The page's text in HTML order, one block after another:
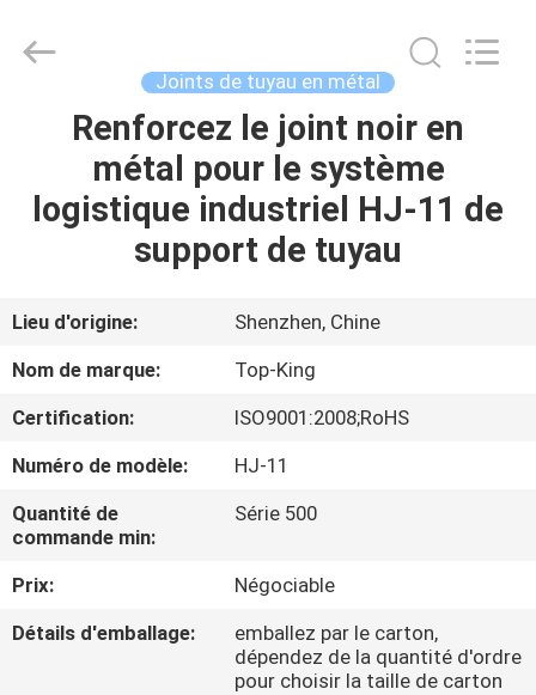
MAISON
À
PROPOS
NOUS
DE
L'USINE
Jingji
Technology
Joints de tuyau en métal
Renforcez le joint noir en
métal pour le système
logistique industriel HJ-11 de
support de tuyau
Lieu d'origine:
Shenzhen, Chine
Nom de marque:
Top-King
Certification:
ISO9001:2008;RoHS
Numéro de modèle:
HJ-11
Quantité de
commande min:
Série 500
Prix:
Négociable
Détails d'emballage:
emballez par le carton,
dépendez de la quantité d'ordre
pour choisir la taille de carton